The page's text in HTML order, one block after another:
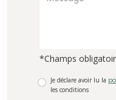
*Champs
Je déclare avoir lu la
les conditions